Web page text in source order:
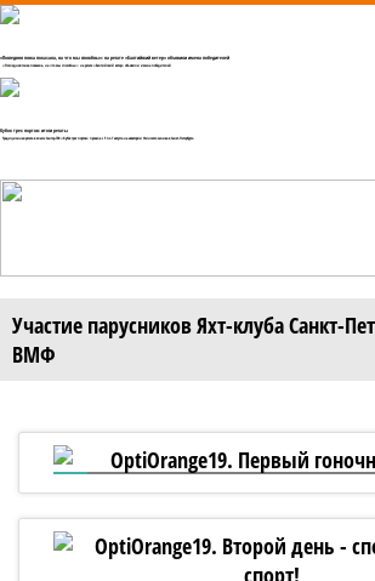
«Последняя гонка показала, на что мы способны»: на регате «Балтийский ветер» объявили имена победителей
«Последняя гонка показала, на что мы способны»: на регате «Балтийский ветер» объявили имена победителей
Кубок трех портов: итоги регаты
Традиционная регата в классе Сантер-760 «Кубок трех портов» прошла с 5 по 7 августа на акватории Финского залива в Санкт-Петербурге.
Участие парусников Яхт-клуба Санкт-
ВМФ
OptiOrange19. Первый